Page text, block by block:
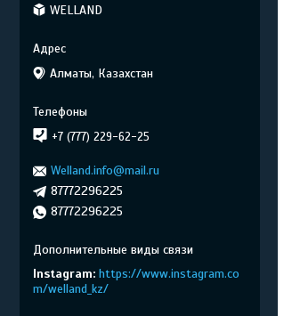
WELLAND
Алматы, Казахстан
+7 (777) 229-62-25
Welland.info@mail.ru
87772296225
87772296225
Instagram https://www.instagram.co
m/welland_kz/